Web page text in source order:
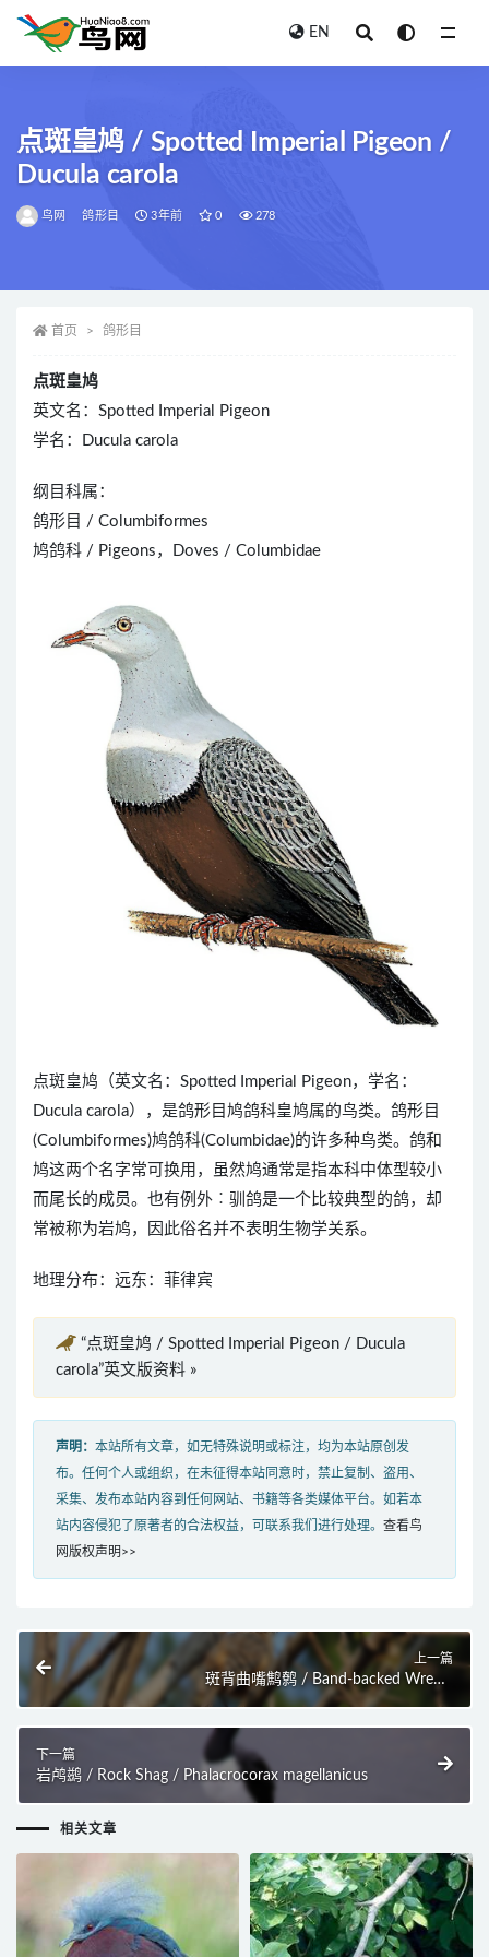
EN
点斑皇鸠 / Spotted Imperial Pigeon /
Ducula carola
鸟网 鸽形目 3年前 0 278
首页 鸽形目
点斑皇鸠
英文名：Spotted Imperial Pigeon
学名：Ducula carola
纲目科属：
鸽形目 / Columbiformes
鸠鸽科 / Pigeons，Doves / Columbidae
点斑皇鸠（英文名：Spotted Imperial Pigeon，学名：
Ducula carola），是鸽形目鸠鸽科皇鸠属的鸟类。鸽形目
(Columbiformes)鸠鸽科(Columbidae)的许多种鸟类。鸽和
鸠这两个名字常可换用，虽然鸠通常是指本科中体型较小
而尾长的成员。也有例外︰驯鸽是一个比较典型的鸽，却
常被称为岩鸠，因此俗名并不表明生物学关系。
地理分布：远东：菲律宾
“点斑皇鸠 / Spotted Imperial Pigeon / Ducula
carola”英文版资料 »
声明： 本站所有文章，如无特殊说明或标注，均为本站原创发
布。任何个人或组织，在未征得本站同意时，禁止复制、盗用、
采集、发布本站内容到任何网站、书籍等各类媒体平台。如若本
站内容侵犯了原著者的合法权益，可联系我们进行处理。 查看鸟
网版权声明>>
上一篇
斑背曲嘴鹪鹩 / Band-backed Wren /
Campylorhynchus zonatus
下一篇
岩鸬鹚 / Rock Shag / Phalacrocorax magellanicus
相关文章